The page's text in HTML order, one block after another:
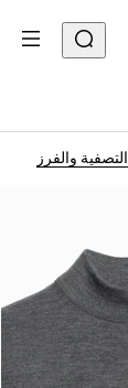
التصفية والفرز